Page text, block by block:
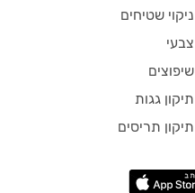
ניקוי שטיחים
צבעי
שיפוצים
תיקון גגות
תיקון תריסים